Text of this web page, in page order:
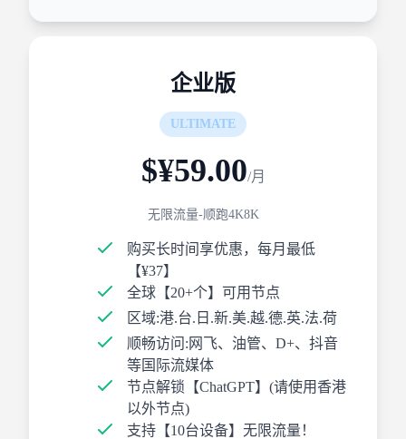
企业版
ULTIMATE
$¥59.00/月
无限流量-顺跑4K8K
购买长时间享优惠，每月最低
【¥37】
全球【20+个】可用节点
区域:港.台.日.新.美.越.德.英.法.荷
顺畅访问:网飞、油管、D+、抖音
等国际流媒体
节点解锁【ChatGPT】(请使用香港
以外节点)
支持【10台设备】无限流量！